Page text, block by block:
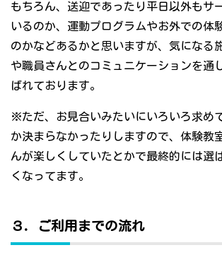
もちろん、送迎であったり平日以外もサ
いるのか、運動プログラムやお外での体
のかなどあるかと思いますが、気になる
や職員さんとのコミュニケーションを通
ばれております。
※ただ、お見合いみたいにいろいろ求め
か決まらなかったりしますので、体験教
んが楽しくしていたとかで最終的には選
くなってます。
３．ご利用までの流れ